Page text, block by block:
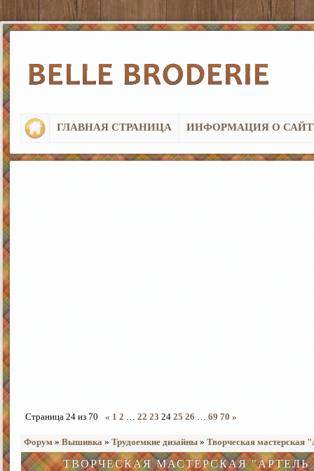
ГЛАВНАЯ СТРАНИЦА ИНФОРМАЦИЯ О
Страница 24 из 70 « 1 2 … 22 23 24 25 26 … 69 70 »
Форум » Вышивка » Трудоемкие дизайны » Творческая
ТВОРЧЕСКАЯ МАСТЕРСКАЯ